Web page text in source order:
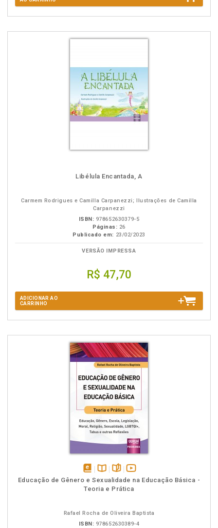
Libélula Encantada, A
Carmem Rodrigues e Camilla Carpanezzi; Ilustrações de Camilla
Carpanezzi
ISBN: 978652630379-5
Páginas: 26
Publicado em: 23/02/2023
VERSÃO IMPRESSA
R$ 47,70
ADICIONAR AO
CARRINHO
disponível
em
Disponível
na
páginas
vídeo
da
Educação de Gênero e Sexualidade na Educação Básica -
Teoria e Prática
Rafael Rocha de Oliveira Baptista
ISBN: 978652630389-4